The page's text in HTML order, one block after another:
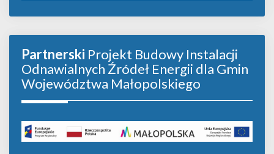
Partnerski Projekt Budowy Instalacji
Odnawialnych Źródeł Energii dla Gmin
Województwa Małopolskiego